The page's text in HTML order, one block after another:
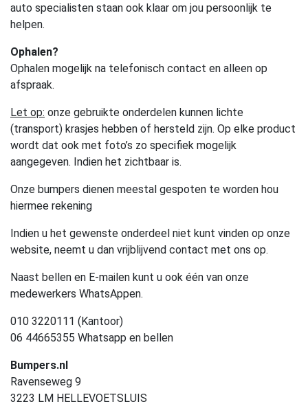
auto specialisten staan ook klaar om jou persoonlijk te
helpen.
Ophalen?
Ophalen mogelijk na telefonisch contact en alleen op
afspraak.
Let op: onze gebruikte onderdelen kunnen lichte
(transport) krasjes hebben of hersteld zijn. Op elke product
wordt dat ook met foto’s zo specifiek mogelijk
aangegeven. Indien het zichtbaar is.
Onze bumpers dienen meestal gespoten te worden hou
hiermee rekening
Indien u het gewenste onderdeel niet kunt vinden op onze
website, neemt u dan vrijblijvend contact met ons op.
Naast bellen en E-mailen kunt u ook één van onze
medewerkers WhatsAppen.
010 3220111 (Kantoor)
06 44665355 Whatsapp en bellen
Bumpers.nl
Ravenseweg 9
3223 LM HELLEVOETSLUIS